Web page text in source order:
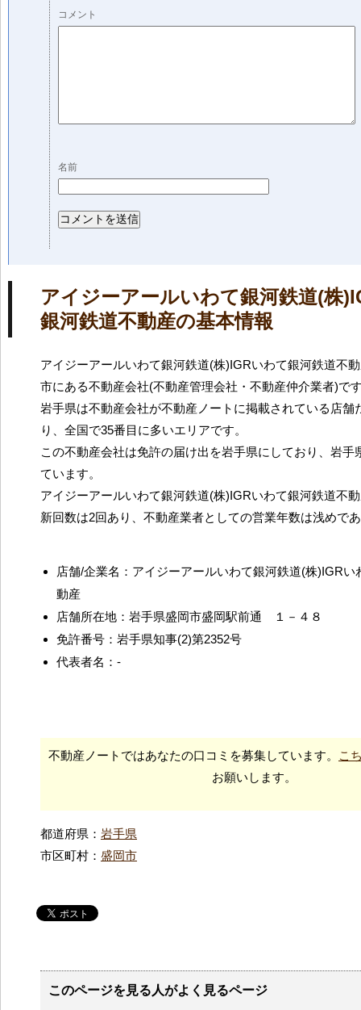
コメント
名前
アイジーアールいわて銀河鉄道(株
銀河鉄道不動産の基本情報
アイジーアールいわて銀河鉄道(株)IGRいわて銀河鉄道不
市にある不動産会社(不動産管理会社・不動産仲介業者)で
岩手県は不動産会社が不動産ノートに掲載されている店舗
り、全国で35番目に多いエリアです。
この不動産会社は免許の届け出を岩手県にしており、岩手
ています。
アイジーアールいわて銀河鉄道(株)IGRいわて銀河鉄道不
新回数は2回あり、不動産業者としての営業年数は浅めで
店舗/企業名：アイジーアールいわて銀河鉄道(株)IGRい
動産
店舗所在地：岩手県盛岡市盛岡駅前通 １－４８
免許番号：岩手県知事(2)第2352号
代表者名：-
不動産ノートではあなたの口コミを募集しています。
こ
お願いします。
都道府県： 岩手県
市区町村： 盛岡市
このページを見る人がよく見るページ